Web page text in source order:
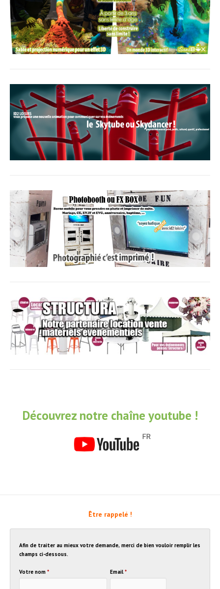
Découvrez notre chaîne youtube !
Être rappelé !
Afin de traiter au mieux votre demande, merci de bien vouloir remplir les
champs ci-dessous.
Votre nom * Email*